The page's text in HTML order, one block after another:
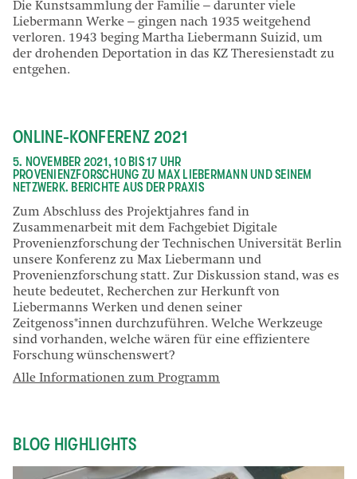
Die Kunstsammlung der Familie – darunter viele
Liebermann Werke – gingen nach 1935 weitgehend
verloren. 1943 beging Martha Liebermann Suizid, um
der drohenden Deportation in das KZ Theresienstadt zu
entgehen.
ONLINE-KONFERENZ 2021
5. NOVEMBER 2021, 10 BIS 17 UHR
PROVENIENZFORSCHUNG ZU MAX LIEBERMANN UND SEINEM
NETZWERK. BERICHTE AUS DER PRAXIS
Zum Abschluss des Projektjahres fand in
Zusammenarbeit mit dem Fachgebiet Digitale
Provenienzforschung der Technischen Universität Berlin
unsere Konferenz zu Max Liebermann und
Provenienzforschung statt. Zur Diskussion stand, was es
heute bedeutet, Recherchen zur Herkunft von
Liebermanns Werken und denen seiner
Zeitgenoss*innen durchzuführen. Welche Werkzeuge
sind vorhanden, welche wären für eine effizientere
Forschung wünschenswert?
Alle Informationen zum Programm
BLOG HIGHLIGHTS